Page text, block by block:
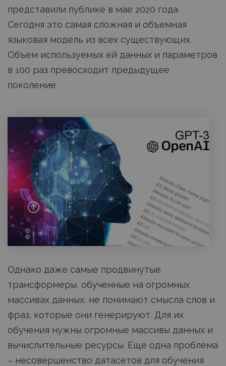
представили публике в мае 2020 года.
Сегодня это самая сложная и объемная
языковая модель из всех существующих.
Объем используемых ей данных и параметров
в 100 раз превосходит предыдущее
поколение.
Однако даже самые продвинутые
трансформеры, обученные на огромных
массивах данных, не понимают смысла слов и
фраз, которые они генерируют. Для их
обучения нужны огромные массивы данных и
вычислительные ресурсы. Еще одна проблема
– несовершенство датасетов для обучения